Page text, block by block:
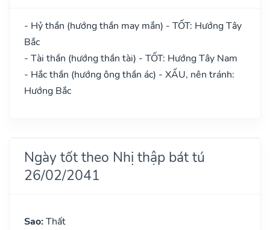
- Hỷ thần (hướng thần may mắn) - TỐT: Hướng Tây
Bắc
- Tài thần (hướng thần tài) - TỐT: Hướng Tây Nam
- Hắc thần (hướng ông thần ác) - XẤU, nên tránh:
Hướng Bắc
Ngày tốt theo Nhị thập bát tú
26/02/2041
Sao: Thất